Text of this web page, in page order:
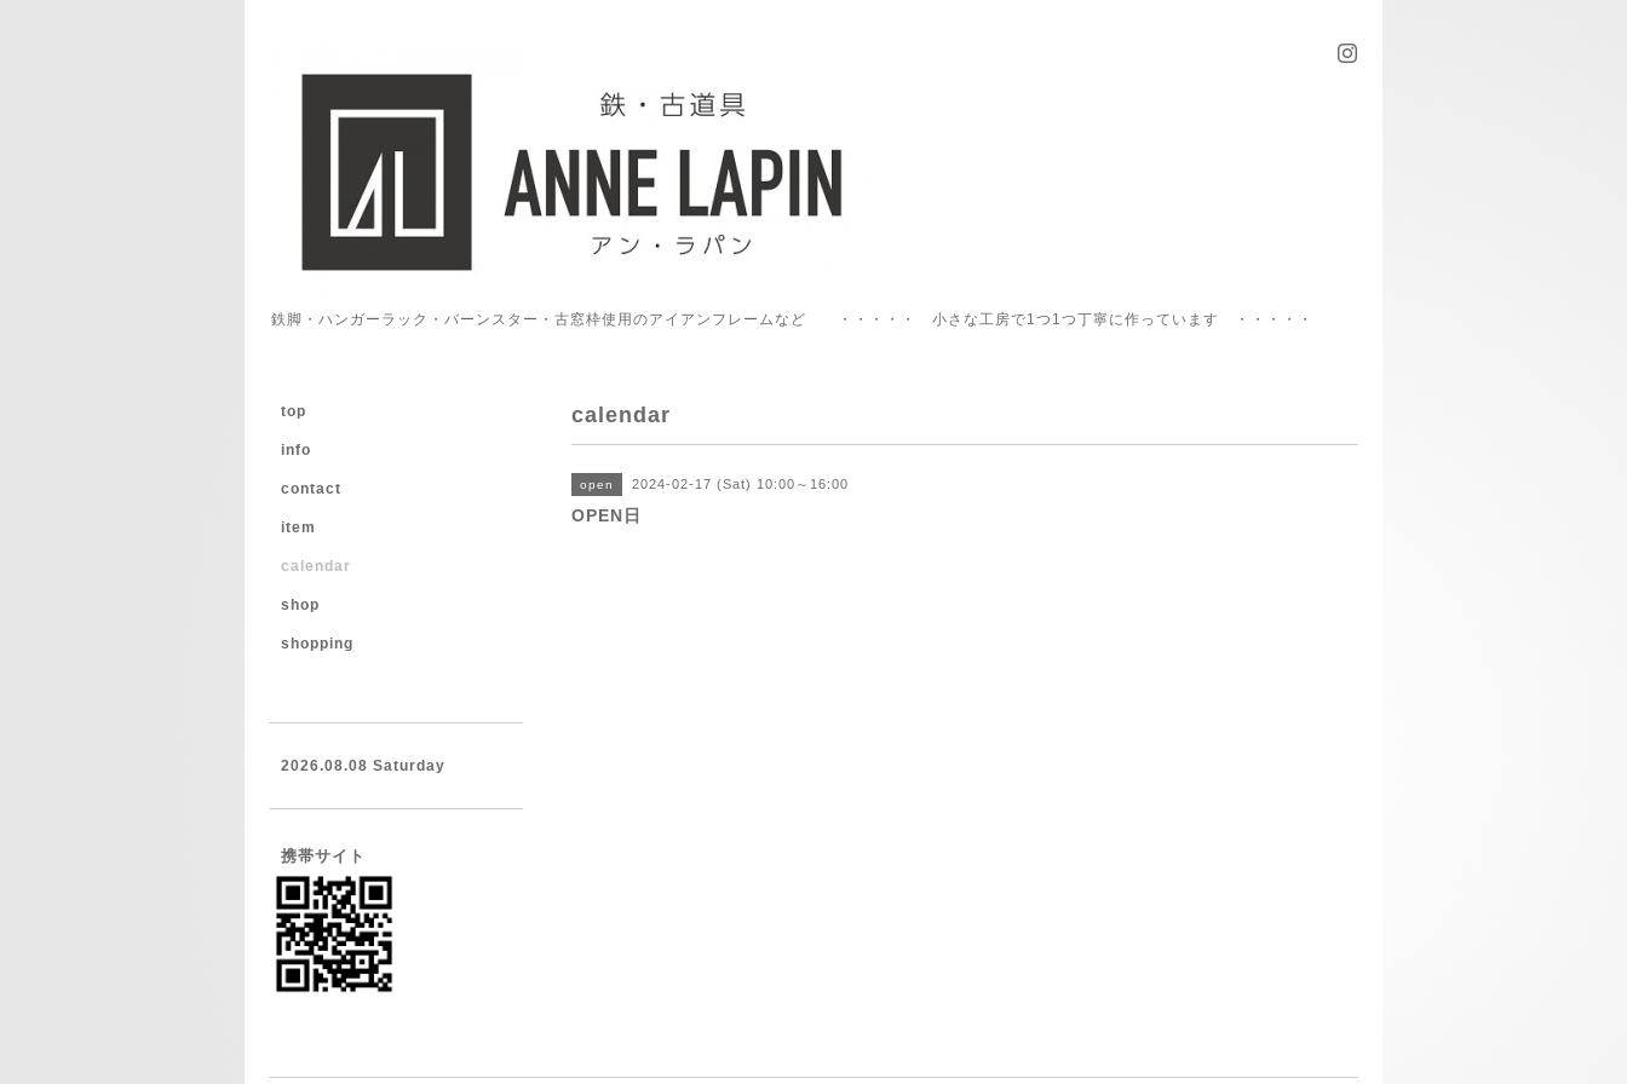
鉄脚・ハンガーラック・バーンスター・古窓枠使用のアイアンフレームなど ・・・・・ 小さな工房で1つ1つ丁寧に作っています ・・・・・
calendar
open 2024-02-17 (Sat) 10:00～16:00
OPEN日
top
info
contact
item
calendar
shop
shopping
2026.08.08 Saturday
携帯サイト